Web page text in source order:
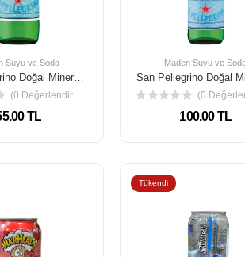
Suyu ve Soda
San Pellegrino Doğal Mineralli Su 250 Ml
(0 Değerlendirme)
TL
Maden Suyu ve
100.00 TL
Tükendi